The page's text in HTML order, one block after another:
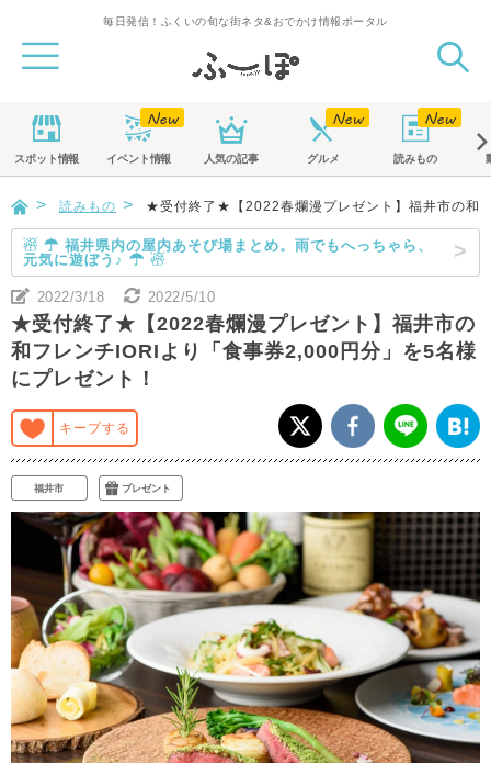
毎日発信！ふくいの旬な街ネタ&おでかけ情報ポータル
スポット情報 イベント情報 人気の記事 グルメ 読みもの
読みもの ★受付終了★【2022春爛漫プレゼント】福井市の和
☃ ☂ 福井県内の屋内あそび場まとめ。雨でもへっちゃら、
元気に遊ぼう♪ ☂ ☃
2022/3/18 2022/5/10
★受付終了★【2022春爛漫プレゼント】福井市の
和フレンチIORIより「食事券2,000円分」を5名様
にプレゼント！
キープする
福井市 プレゼント